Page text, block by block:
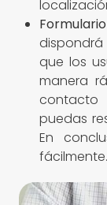
que los
manera
puedas
En
fácilmente.